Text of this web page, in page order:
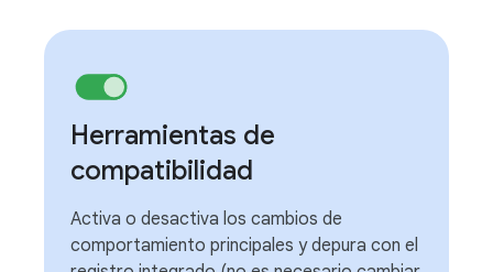
Herramientas de
compatibilidad
Activa o desactiva los cambios de
comportamiento principales y depura con el